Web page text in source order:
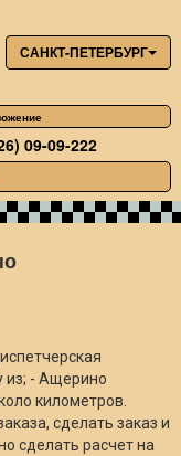
САНКТ-ПЕТЕРБУРГ
09-09-222
из; - Ащерино
километров.
сделать заказ и
сделать расчет на